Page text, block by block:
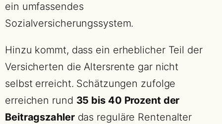
ein umfassendes
Sozialversicherungssystem.
Hinzu kommt, dass ein erheblicher Teil der
Versicherten die Altersrente gar nicht
selbst erreicht. Schätzungen zufolge
erreichen rund 35 bis 40 Prozent der
Beitragszahlerdas reguläre Rentenalter